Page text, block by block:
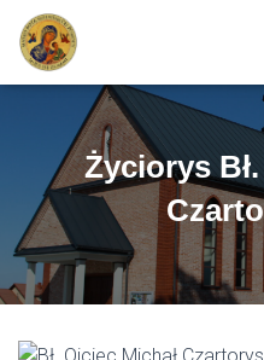
Życiorys